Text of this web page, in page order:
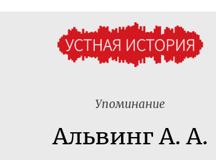
Упоминание
Альвинг А. А.